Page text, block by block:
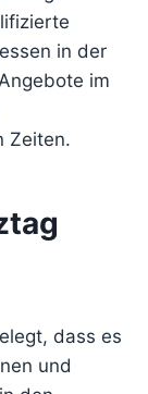
in der
im
Zeiten.
dass es
und